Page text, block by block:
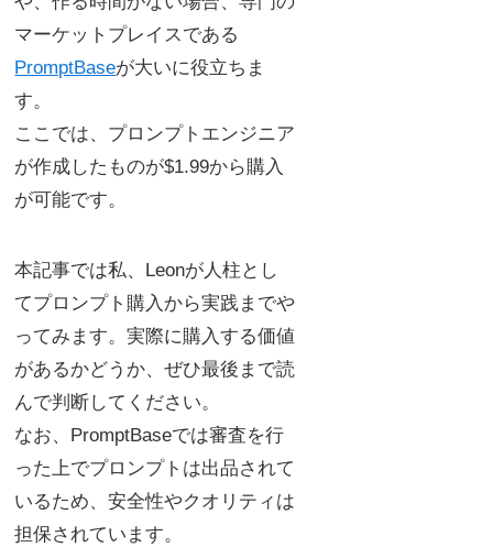
マーケットプレイスである
PromptBaseが大いに役立ちま
す。
ここでは、プロンプトエンジニア
が作成したものが$1.99から購入
が可能です。
本記事では私、Leonが人柱とし
てプロンプト購入から実践までや
ってみます。実際に購入する価値
があるかどうか、ぜひ最後まで読
んで判断してください。
なお、PromptBaseでは審査を行
った上でプロンプトは出品されて
いるため、安全性やクオリティは
担保されています。